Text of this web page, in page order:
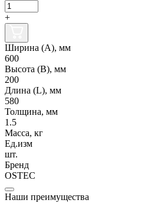
+
Ширина (А), мм
600
Высота (В), мм
200
Длина (L), мм
580
Толщина, мм
1.5
Масса, кг
Ед.изм
шт.
Бренд
OSTEC
Наши преимущества